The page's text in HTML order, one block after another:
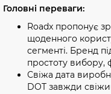
Головні переваги:
Roadx пропонує
щоденного
сегменті. Бренд
простоту вибору,
Свіжа дата
DOT завжди